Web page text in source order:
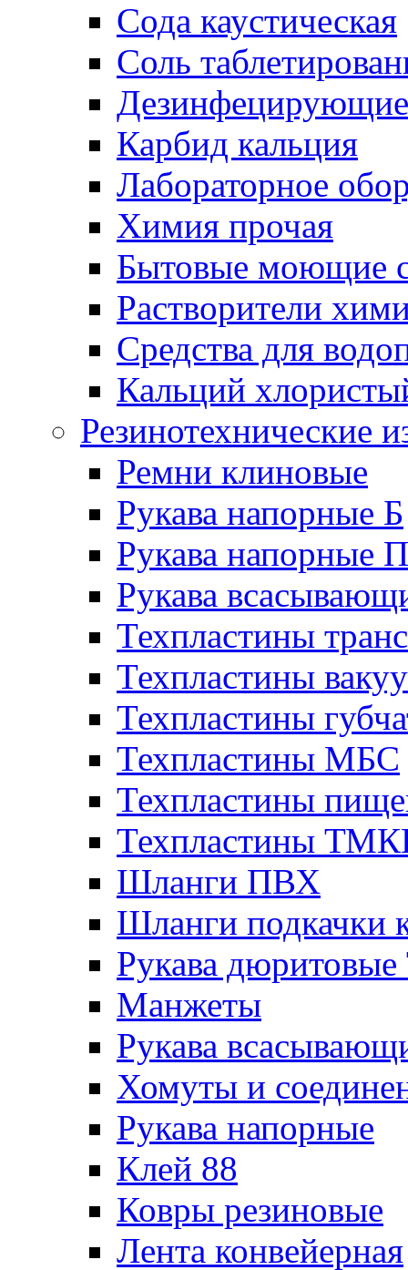
Сода каустическая
Соль
Дезинфецирующие
Карбид кальция
Лабораторное
Химия прочая
Бытовые моющие
Растворители
Средства для
Кальций
Резинотехнические
Ремни клиновые
Рукава напорные Б
Рукава напорные П
Рукава
Техпластины
Техпластины
Техпластины
Техпластины МБС
Техпластины
Техпластины
Шланги ПВХ
Шланги подкачки
Рукава
Манжеты
Рукава
Хомуты и
Рукава напорные
Клей 88
Ковры резиновые
Лента конвейерная